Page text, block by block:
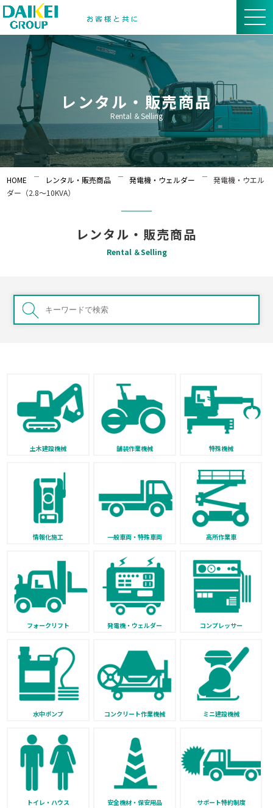
レンタル・販売商品
Rental ＆Selling
HOME レンタル・販売商品 発電機・ウェルダー
発電機・ウエル
ダー（2.8〜10KVA）
レンタル・販売商品
Rental ＆Selling
土木建設機械 舗装作業機械 特殊機械
情報化施工 一般車両・特殊車両 高所作業車
フォークリフト 発電機・ウェルダー コンプレッサー
水中ポンプ コンクリート作業機械 ミニ建設機械
トイレ・ハウス 安全機材・保安用品 サポート特約制度